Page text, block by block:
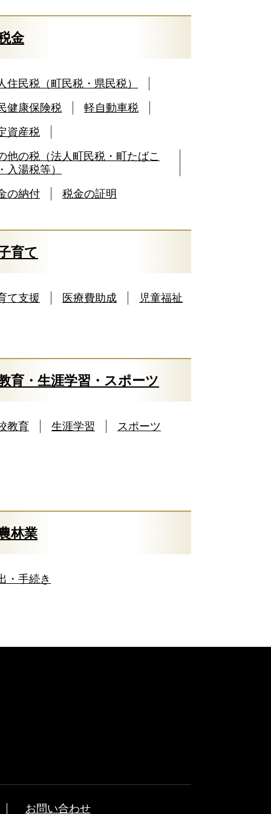
金
住民税（町民税・県民税）
健康保険税
軽自動車税
資産税
他の税（法人町民税・町たばこ
入湯税等）
の納付
税金の証明
育て
て支援 医療費助成 児童福祉
育・生涯学習・スポーツ
教育 生涯学習 スポーツ
林業
・手続き
お問い合わせ